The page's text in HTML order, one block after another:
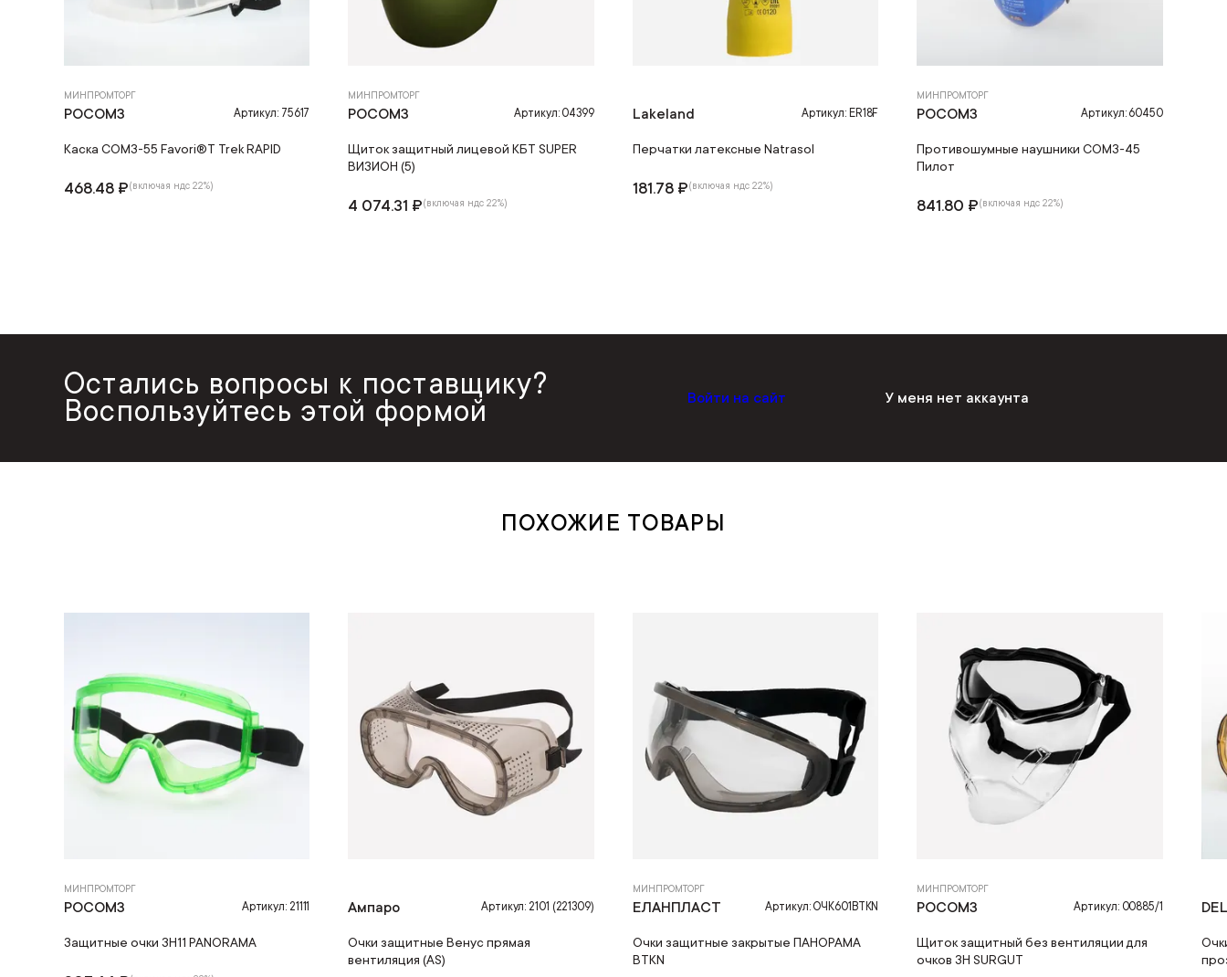
МИНПРОМТОРГ
РОСОМЗ Артикул: 75617
Каска СОМЗ-55 Favori®T Trek RAPID
468.48 ₽(включая ндс 22%)
МИНПРОМТОРГ
РОСОМЗ Артикул: 04399
Щиток защитный лицевой КБТ SUPER
ВИЗИОН (5)
4 074.31 ₽(включая ндс 22%)
Lakeland Артикул: ER18F
Перчатки латексные Natrasol
181.78 ₽(включая ндс 22%)
МИНПРОМТОРГ
РОСОМЗ Артикул: 60450
Противошумные наушники СОМЗ-45
Пилот
841.80 ₽(включая ндс 22%)
Остались вопросы к поставщику?
Воспользуйтесь этой формой
Войти на сайт У меня нет аккаунта
ПОХОЖИЕ ТОВАРЫ
МИНПРОМТОРГ
РОСОМЗ Артикул: 21111
Защитные очки ЗН11 PANORAMA
Ампаро Артикул: 2101 (221309)
Очки защитные Венус прямая
вентиляция (AS)
МИНПРОМТОРГ
ЕЛАНПЛАСТ Артикул: ОЧК601BTKN
Очки защитные закрытые ПАНОРАМА
BTKN
МИНПРОМТОРГ
РОСОМЗ Артикул: 00885/1
Щиток защитный без вентиляции для
очков ЗН SURGUT